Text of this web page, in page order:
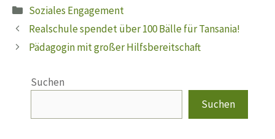
Kategorien
Soziales Engagement
Realschule spendet über 100 Bälle für Tansania!
Pädagogin mit großer Hilfsbereitschaft
Suchen
Suchen